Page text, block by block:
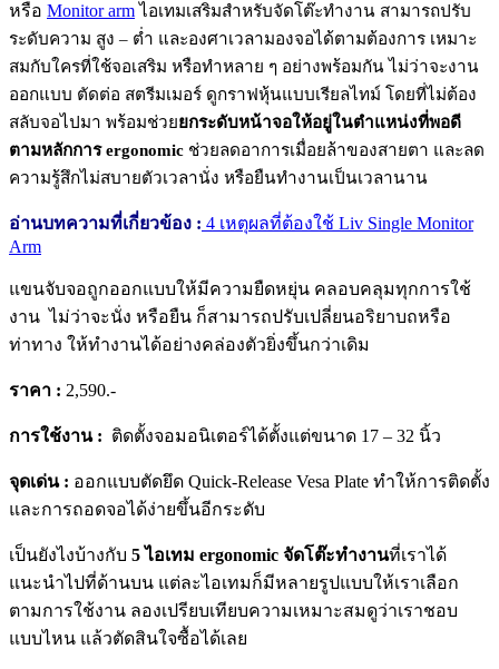
หรือ Monitor arm ไอเทมเสริมสำหรับจัดโต๊ะทำงาน สามารถปรับ
ระดับความ สูง – ต่ำ และองศาเวลามองจอได้ตามต้องการ เหมาะ
สมกับใครที่ใช้จอเสริม หรือทำหลาย ๆ อย่างพร้อมกัน ไม่ว่าจะงาน
ออกแบบ ตัดต่อ สตรีมเมอร์ ดูกราฟหุ้นแบบเรียลไทม์ โดยที่ไม่ต้อง
สลับจอไปมา พร้อมช่วยยกระดับหน้าจอให้อยู่ในตำแหน่งที่พอดี
ตามหลักการ ergonomic ช่วยลดอาการเมื่อยล้าของสายตา และลด
ความรู้สึกไม่สบายตัวเวลานั่ง หรือยืนทำงานเป็นเวลานาน
อ่านบทความที่เกี่ยวข้อง : 4 เหตุผลที่ต้องใช้ Liv Single Monitor
Arm
แขนจับจอถูกออกแบบให้มีความยืดหยุ่น คลอบคลุมทุกการใช้
งาน ไม่ว่าจะนั่ง หรือยืน ก็สามารถปรับเปลี่ยนอริยาบถหรือ
ท่าทาง ให้ทำงานได้อย่างคล่องตัวยิ่งขึ้นกว่าเดิม
ราคา : 2,590.-
การใช้งาน : ติดตั้งจอมอนิเตอร์ได้ตั้งแต่ขนาด 17 – 32 นิ้ว
จุดเด่น : ออกแบบตัดยึด Quick-Release Vesa Plate ทำให้การติดตั้ง
และการถอดจอได้ง่ายขึ้นอีกระดับ
เป็นยังไงบ้างกับ 5 ไอเทม ergonomic จัดโต๊ะทำงานที่เราได้
แนะนำไปที่ด้านบน แต่ละไอเทมก็มีหลายรูปแบบให้เราเลือก
ตามการใช้งาน ลองเปรียบเทียบความเหมาะสมดูว่าเราชอบ
แบบไหน แล้วตัดสินใจซื้อได้เลย